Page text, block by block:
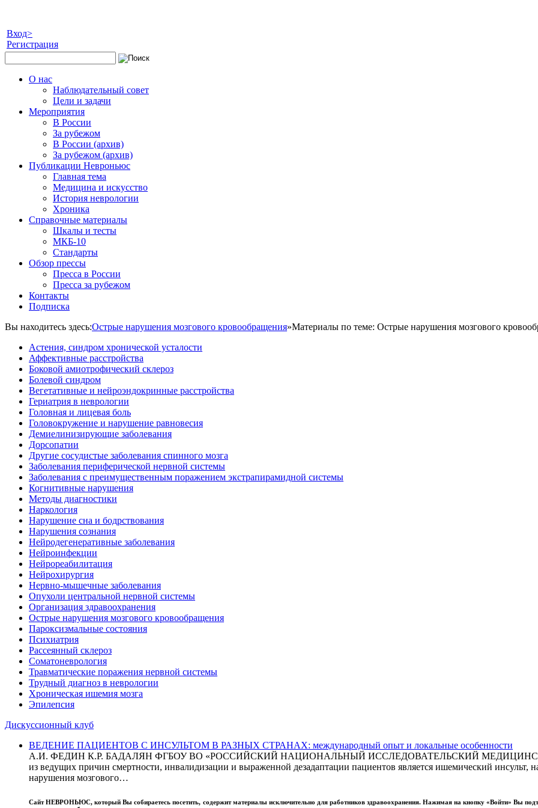
Вход>
Регистрация
О нас
Наблюдательный совет
Цели и задачи
Мероприятия
В России
За рубежом
В России (архив)
За рубежом (архив)
Публикации Невроньюс
Главная тема
Медицина и искусство
История неврологии
Хроника
Справочные материалы
Шкалы и тесты
МКБ-10
Стандарты
Обзор прессы
Пресса в России
Пресса за рубежом
Контакты
Подписка
Вы находитесь здесь:Острые нарушения мозгового кровообращения»Материалы по теме: Острые нарушения мозгового
Астения, синдром хронической усталости
Аффективные расстройства
Боковой амиотрофический склероз
Болевой синдром
Вегетативные и нейроэндокринные расстройства
Гериатрия в неврологии
Головная и лицевая боль
Головокружение и нарушение равновесия
Демиелинизирующие заболевания
Дорсопатии
Другие сосудистые заболевания спинного мозга
Заболевания периферической нервной системы
Заболевания с преимущественным поражением экстрапирамидной системы
Когнитивные нарушения
Методы диагностики
Наркология
Нарушение сна и бодрствования
Нарушения сознания
Нейродегенеративные заболевания
Нейроинфекции
Нейрореабилитация
Нейрохирургия
Нервно-мышечные заболевания
Опухоли центральной нервной системы
Организация здравоохранения
Острые нарушения мозгового кровообращения
Пароксизмальные состояния
Психиатрия
Рассеянный склероз
Соматоневрология
Травматические поражения нервной системы
Трудный диагноз в неврологии
Хроническая ишемия мозга
Эпилепсия
Дискуссионный клуб
ВЕДЕНИЕ ПАЦИЕНТОВ С ИНСУЛЬТОМ В РАЗНЫХ СТРАНАХ: международный опыт и локальные особенности
А.И. ФЕДИН К.Р. БАДАЛЯН ФГБОУ ВО «РОССИЙСКИЙ НАЦИОНАЛЬНЫЙ ИССЛЕДОВАТЕЛЬСКИЙ
из ведущих причин смертности, инвалидизации и выраженной дезадаптации пациентов является ишемический инсульт,
нарушения мозгового…
СайтНЕВРОНЬЮС, который Вы собираетесь посетить, содержит материалы исключительно для работников здравоохранения. Нажимая на кнопку «Войти» Вы